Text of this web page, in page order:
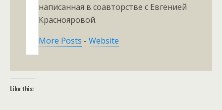
написанная в соавторстве с Евгенией
Краснояровой.
More Posts -Website
Like this: